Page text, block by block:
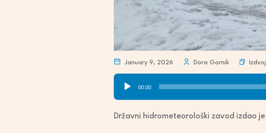
January 9, 2026 Dora Gornik
Audio
Player
00:00
Državni hidrometeorološki zavod izdao